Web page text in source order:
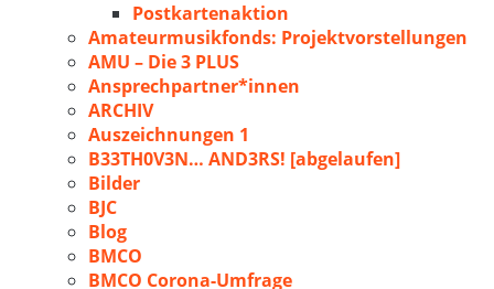
Postkartenaktion
Amateurmusikfonds: Projektvorstellungen
AMU – Die 3 PLUS
Ansprechpartner*innen
ARCHIV
Auszeichnungen 1
B33TH0V3N… AND3RS! [abgelaufen]
Bilder
BJC
Blog
BMCO
BMCO Corona-Umfrage